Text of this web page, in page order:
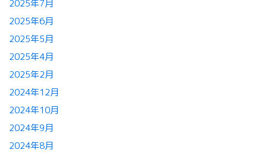
2025年7月
2025年6月
2025年5月
2025年4月
2025年2月
2024年12月
2024年10月
2024年9月
2024年8月